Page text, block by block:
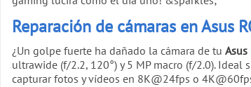
Reparación de cámaras en Asus
¿Un golpe fuerte ha dañado la cámara de tu Asus
ultrawide (f/2.2, 120°) y 5 MP macro (f/2.0). Ideal
capturar fotos y vídeos en 8K@24fps o